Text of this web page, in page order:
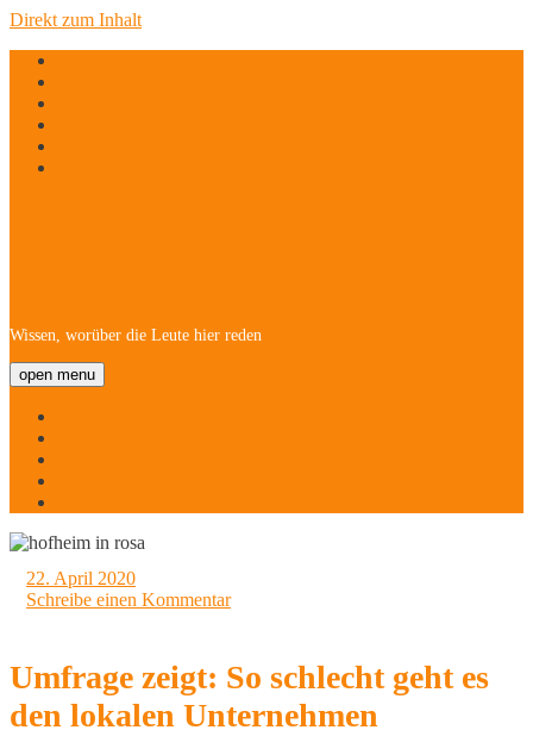
Direkt zum Inhalt
Wissen, worüber die Leute hier reden
open menu
22. April 2020
Schreibe einen Kommentar
Umfrage zeigt: So schlecht geht es
den lokalen Unternehmen